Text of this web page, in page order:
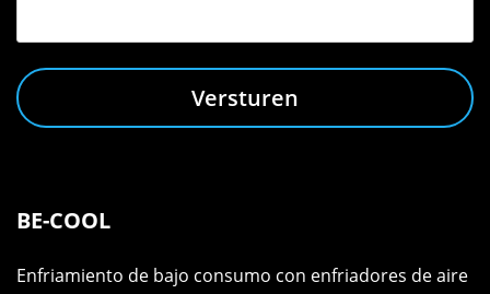
Versturen
BE-COOL
Enfriamiento de bajo consumo con enfriadores de aire